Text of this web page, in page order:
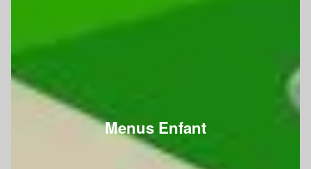
Menus Enfant